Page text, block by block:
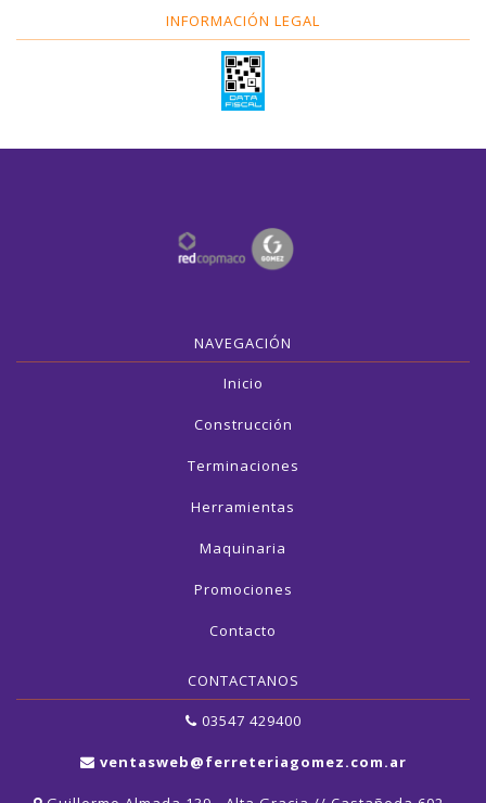
INFORMACIÓN LEGAL
NAVEGACIÓN
Inicio
Construcción
Terminaciones
Herramientas
Maquinaria
Promociones
Contacto
CONTACTANOS
03547 429400
ventasweb@ferreteriagomez.com.ar